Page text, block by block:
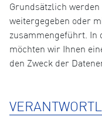
Grundsätzlich
weitergegeben oder
zusammengeführt. In
möchten wir Ihnen
den Zweck der